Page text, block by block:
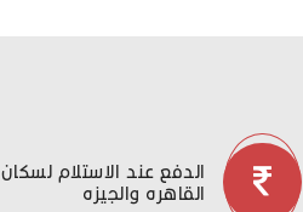
الدفع عند الاستلام لسكان
القاهره والجيزه